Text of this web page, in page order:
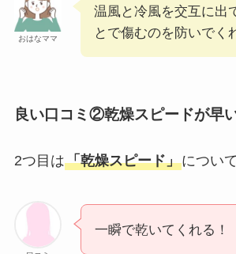
おはなママ
温風と冷風を交互に出
とで傷むのを防いでく
良い口コミ②乾燥スピードが早
2つ目は「乾燥スピード」につい
一瞬で乾いてくれる！